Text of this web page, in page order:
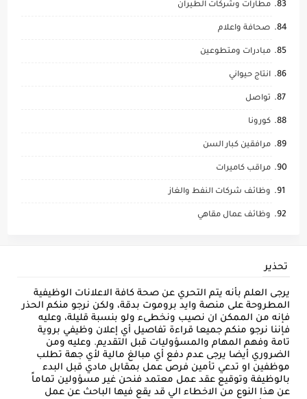
مطارات وشركات الطيران
صحافة واعلام
مبادرات ومتطوعين
انتاج حيواني
تواصل
كورونا
مرافقين كبار السن
مراقب كاميرات
وظائف شركات النفط والغاز
وظائف عمال مقاهي
تحذير
يرجى العلم بأنه يتم التحري عن صحة كافة الاعلانات الوظيفية
المطروحة على منصة وايد بروموت بدقة، ولكن نرجو منكم الحذر
فإنه من الممكن ان نصيب ونخطىء ولو بنسبة قليلة، وعليه
فإننا نرجو منكم جميعا قراءة تفاصيل أي إعلان وظيفي بروية
تامة وفهم المهام والمسؤوليات قبل التقديم. وعليه ومن
الضروري أيضا يرجى عدم دفع أي مبالغ مالية لأي جهة تطلب
موظفين او تدعي تأمين فرص عمل بمقابل مادي قبل البدء
بالوظيفة وتوقيع عقد عمل معتمد فنحن غير مسؤولين تماماً
عن هذا النوع من الاخطاء الي قد يقع فيها الباحث عن عمل